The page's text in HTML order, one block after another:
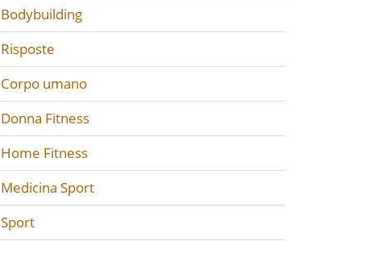
Bodybuilding
Risposte
Corpo umano
Donna Fitness
Home Fitness
Medicina Sport
Sport